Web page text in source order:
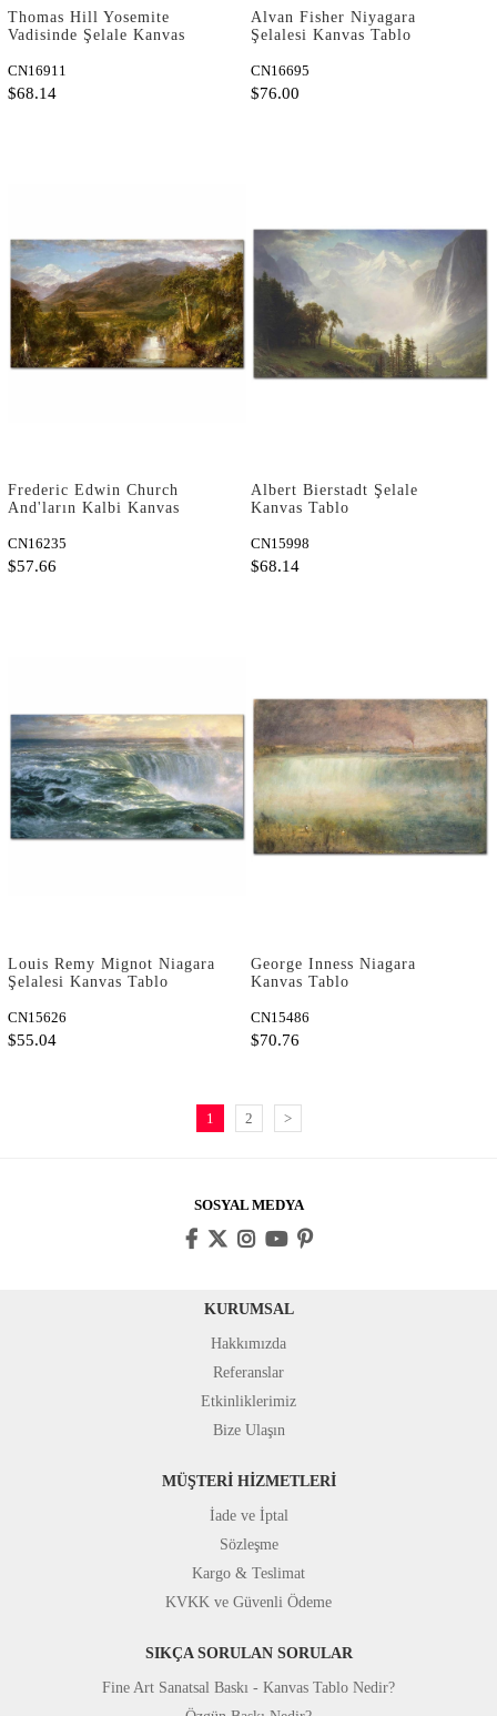
Thomas Hill Yosemite
Vadisinde Şelale Kanvas
CN16911
$68.14
Alvan Fisher Niyagara
Şelalesi Kanvas Tablo
CN16695
$76.00
Frederic Edwin Church
And'ların Kalbi Kanvas
CN16235
$57.66
Albert Bierstadt Şelale
Kanvas Tablo
CN15998
$68.14
Louis Remy Mignot Niagara
Şelalesi Kanvas Tablo
CN15626
$55.04
George Inness Niagara
Kanvas Tablo
CN15486
$70.76
1 2 >
SOSYAL MEDYA
KURUMSAL
Hakkımızda
Referanslar
Etkinliklerimiz
Bize Ulaşın
MÜŞTERİ HİZMETLERİ
İade ve İptal
Sözleşme
Kargo & Teslimat
KVKK ve Güvenli Ödeme
SIKÇA SORULAN SORULAR
Fine Art Sanatsal Baskı - Kanvas Tablo Nedir?